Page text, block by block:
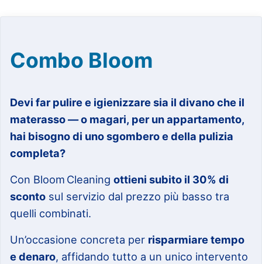
Combo Bloom
Devi far pulire e igienizzare sia il divano che il
materasso — o magari, per un appartamento,
hai bisogno di uno sgombero e della pulizia
completa?
Con Bloom Cleaningottieni subito il 30% di
sconto sul servizio dal prezzo più basso tra
quelli combinati.
Un’occasione concreta per risparmiare tempo
e denaro, affidando tutto a un unico intervento